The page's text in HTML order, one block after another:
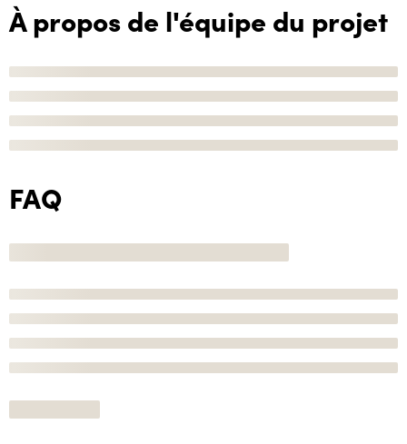
À propos de l'équipe du projet
FAQ